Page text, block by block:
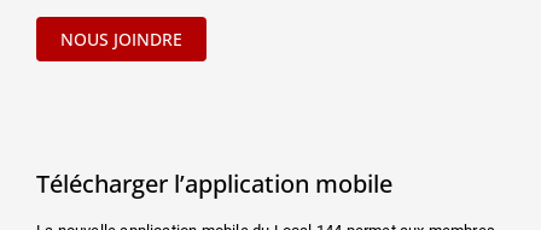
NOUS JOINDRE
Télécharger l’application mobile